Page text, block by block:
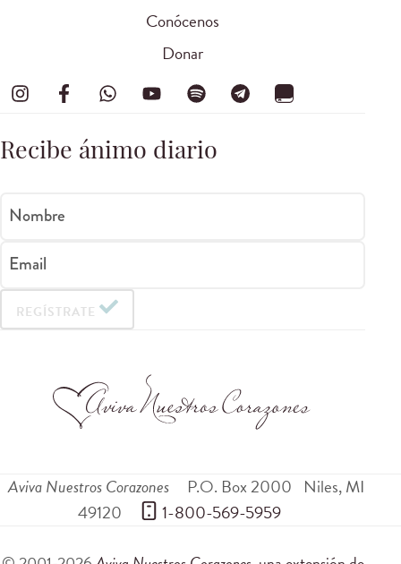
Conócenos
Donar
Recibe ánimo diario
Nombre
Email
REGÍSTRATE
Aviva Nuestros Corazones P.O. Box 2000 Niles,MI
49120
1-800-569-5959